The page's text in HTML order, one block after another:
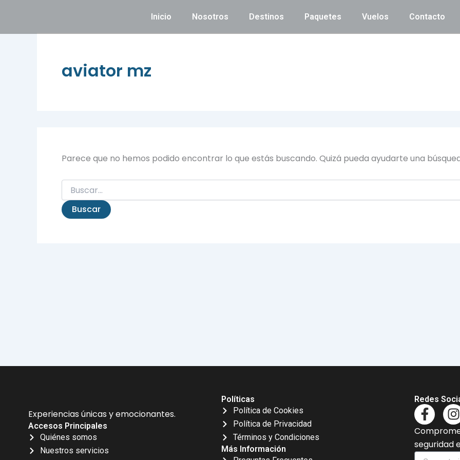
contenido
Inicio Nosotros Destinos Paquetes Vuelos Contacto
aviator mz
Parece que no hemos podido encontrar lo que estás buscando. Quizá pueda ayudarte una
Experiencias únicas y emocionantes.
Accesos Principales
Quiénes somos
Nuestros servicios
Políticas
Política de Cookies
Política de Privacidad
Términos y Condiciones
Más Información
Redes
F
a
c
e
I
s
t
seguridad
Comentario